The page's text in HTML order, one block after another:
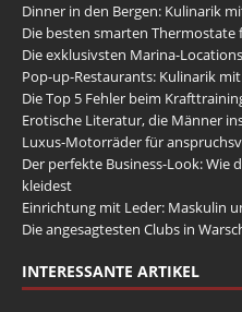
Dinner in den Bergen: Kulinarik
Die besten smarten Thermostate
Die exklusivsten Marina-Locations
Pop-up-Restaurants: Kulinarik
Die Top 5 Fehler beim
Erotische Literatur, die Männer
Luxus-Motorräder für
Der perfekte Business-Look: Wie
kleidest
Einrichtung mit Leder: Maskulin
Die angesagtesten Clubs in
INTERESSANTE ARTIKEL